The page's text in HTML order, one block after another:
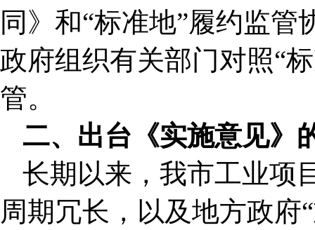
同》和“标准地”履约监管
政府组织有关部门对照“
管。
二、出台《实施意见》
长期以来，我市工业项
周期冗长，以及地方政府